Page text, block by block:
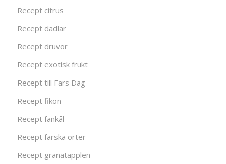
Recept citrus
Recept dadlar
Recept druvor
Recept exotisk frukt
Recept till Fars Dag
Recept fikon
Recept fänkål
Recept färska örter
Recept granatäpplen